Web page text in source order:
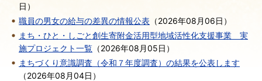
日 ）
職員の男女の給与の差異の情報公表 （2026年08月06日 ）
まち・ひと・しごと創生寄附金活用型地域活性化支援事業 実
施プロジェクト一覧 （2026年08月05日 ）
まちづくり意識調査（令和７年度調査）の結果を公表します
（2026年08月04日 ）